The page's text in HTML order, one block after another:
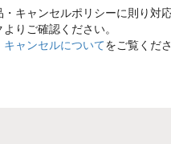
キャンセルポリシーに則り対
りご確認ください。
キャンセルについてをご覧くだ